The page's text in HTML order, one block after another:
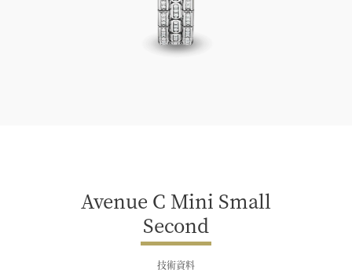
Avenue C Mini Small
Second
技術資料